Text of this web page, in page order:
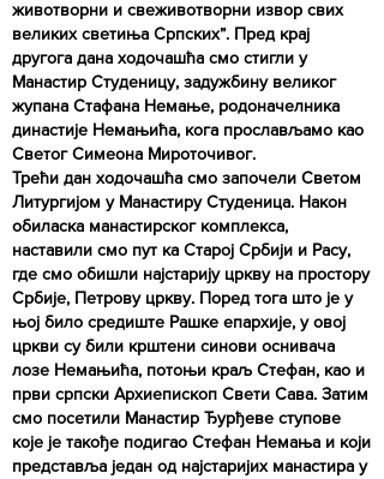
животворни и свеживотворни извор свих
великих светиња Српских”. Пред крај
другога дана ходочашћа смо стигли у
Манастир Студеницу, задужбину великог
жупана Стафана Немање, родоначелника
династије Немањића, кога прослављамо као
Светог Симеона Мироточивог.
Трећи дан ходочашћа смо започели Светом
Литургијом у Манастиру Студеница. Након
обиласка манастирског комплекса,
наставили смо пут ка Старој Србији и Расу,
где смо обишли најстарију цркву на простору
Србије, Петрову цркву. Поред тога што је у
њој било средиште Рашке епархије, у овој
цркви су били крштени синови оснивача
лозе Немањића, потоњи краљ Стефан, као и
први српски Архиепископ Свети Сава. Затим
смо посетили Манастир Ђурђеве ступове
које је такође подигао Стефан Немања и који
представља један од најстаријих манастира у